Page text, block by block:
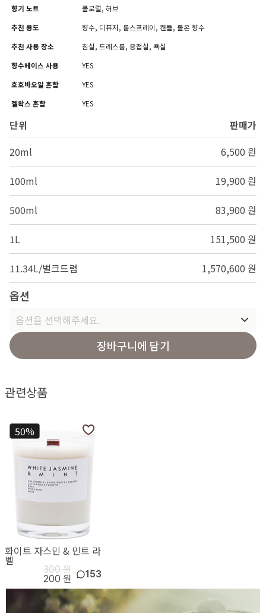
향기 노트
플로럴, 허브
추천 용도
향수, 디퓨저, 룸스프레이, 캔들, 롤온 향수
추천 사용 장소
침실, 드레스룸, 응접실, 욕실
향수베이스 사용
YES
호호바오일 혼합
YES
젤왁스 혼합
YES
단위
판매가
20ml
6,500 원
100ml 19,900 원
500ml 83,900 원
1L 151,500 원
11.34L/벌크드럼 1,570,600 원
옵션
옵션을 선택해주세요.
장바구니에 담기
관련상품
50%
화이트 자스민 & 민트 라
벨
300 원
200 원
153